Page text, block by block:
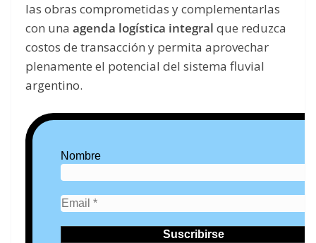
las obras comprometidas y complementarlas
con una agenda logística integral que reduzca
costos de transacción y permita aprovechar
plenamente el potencial del sistema fluvial
argentino.
Nombre